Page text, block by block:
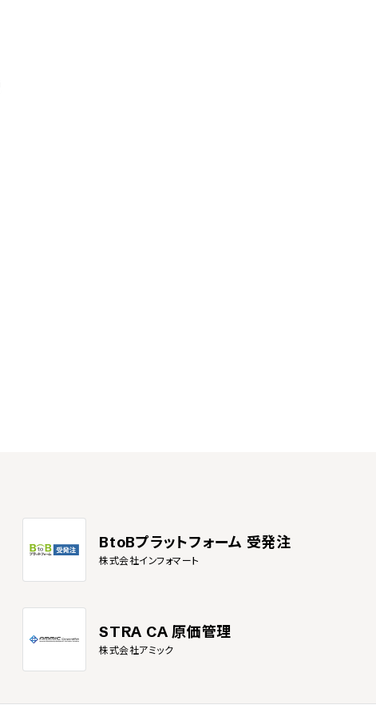
BtoBプラットフォーム 受発注
株式会社インフォマート
STRA CA 原価管理
株式会社アミック